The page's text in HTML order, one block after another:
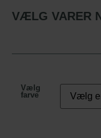
VÆLG VARER
Vælg
farve